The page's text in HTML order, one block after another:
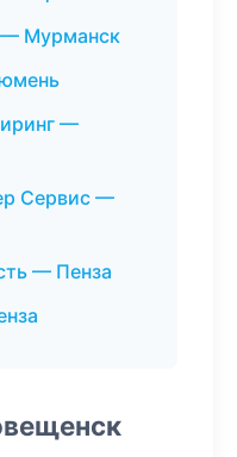
Мурманск
—
Сервис —
— Пенза